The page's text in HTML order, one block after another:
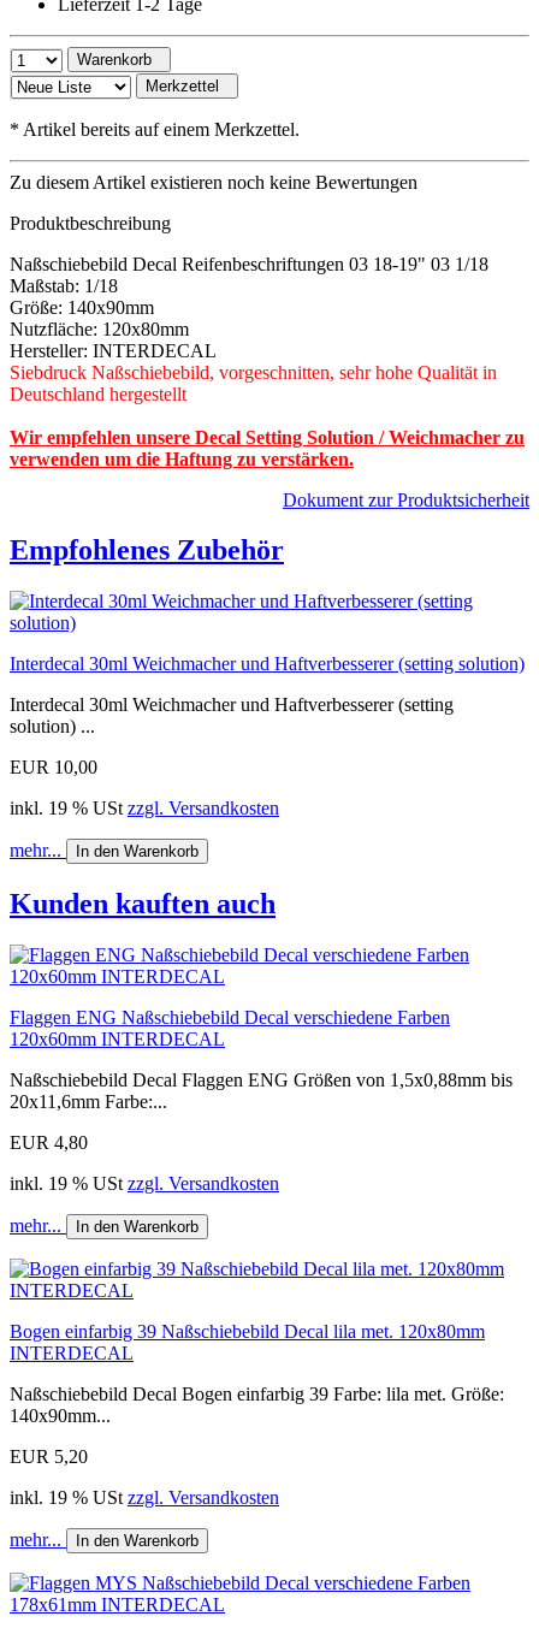
Warenkorb
Merkzettel
* Artikel bereits auf einem Merkzettel.
Zu diesem Artikel existieren noch keine Bewertungen
Produktbeschreibung
Naßschiebebild Decal Reifenbeschriftungen 03 18-19" 03 1/18
Maßstab: 1/18
Größe: 140x90mm
Nutzfläche: 120x80mm
Hersteller: INTERDECAL
Siebdruck Naßschiebebild, vorgeschnitten, sehr hohe Qualität in
Deutschland hergestellt
Wir empfehlen unsere Decal Setting Solution / Weichmacher zu
verwenden um die Haftung zu verstärken.
Dokument zur Produktsicherheit
Empfohlenes Zubehör
Interdecal 30ml Weichmacher und Haftverbesserer (setting solution)
Interdecal 30ml Weichmacher und Haftverbesserer (setting
solution) ...
EUR 10,00
inkl. 19 % USt zzgl. Versandkosten
mehr... In den Warenkorb
Kunden kauften auch
Flaggen ENG Naßschiebebild Decal verschiedene Farben
120x60mm INTERDECAL
Naßschiebebild Decal Flaggen ENG Größen von 1,5x0,88mm bis
20x11,6mm Farbe:...
EUR 4,80
inkl. 19 % USt zzgl. Versandkosten
mehr... In den Warenkorb
Bogen einfarbig 39 Naßschiebebild Decal lila met. 120x80mm
INTERDECAL
Naßschiebebild Decal Bogen einfarbig 39 Farbe: lila met. Größe:
140x90mm...
EUR 5,20
inkl. 19 % USt zzgl. Versandkosten
mehr... In den Warenkorb